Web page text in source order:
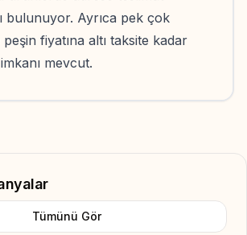
bulunuyor. Ayrıca pek çok
fiyatına altı taksite kadar
mevcut.
Tümünü Gör
Add to